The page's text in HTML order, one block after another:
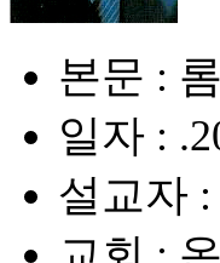
본문 :
일자 :
설교자